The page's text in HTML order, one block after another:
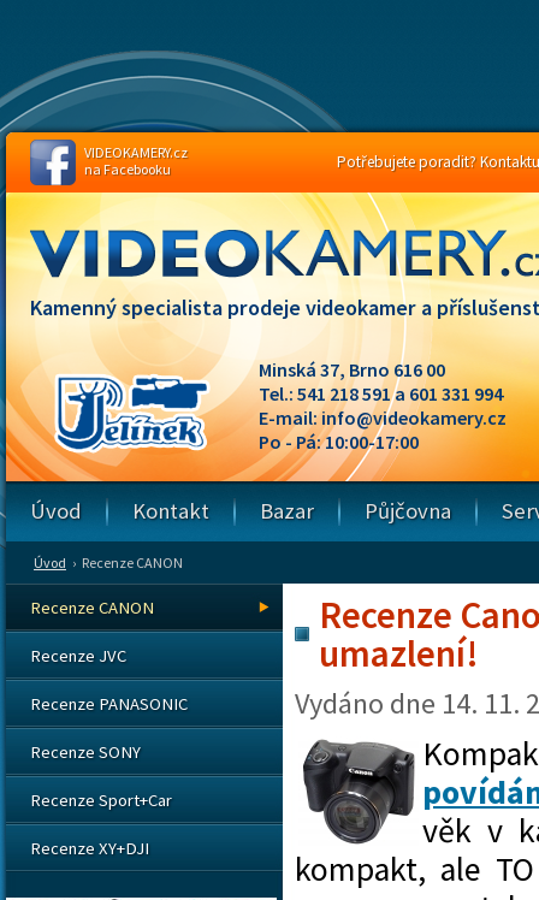
Kamenný specialista prodeje videokamer a
Minská 37, Brno 616 00
Tel.: 541 218 591 a 601 331 994
E-mail:info@videokamery.cz
Po - Pá: 10:00-17:00
Úvod › Recenze CANON
Recenze
umazlení!
Vydáno dne 14. 11.
věk v
kompakt, ale
Recenze CANON
Recenze JVC
Recenze PANASONIC
Recenze SONY
Recenze Sport+Car
Recenze XY+DJI
Úvod Kontakt Bazar Půjčovna
VIDEOKAMERY.cz
na Facebooku
Potřebujete poradit?